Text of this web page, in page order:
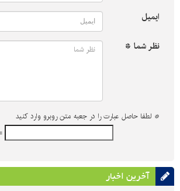
ایمیل
نظر شما *
* لطفا حاصل عبارت را در جعبه متن روبرو وارد کنید
آخرین اخبار